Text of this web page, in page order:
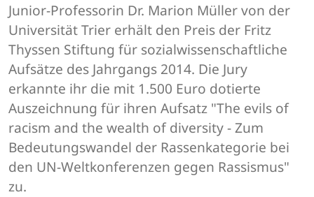
Junior-Professorin Dr. Marion Müller von der
Universität Trier erhält den Preis der Fritz
Thyssen Stiftung für sozialwissenschaftliche
Aufsätze des Jahrgangs 2014. Die Jury
erkannte ihr die mit 1.500 Euro dotierte
Auszeichnung für ihren Aufsatz "The evils of
racism and the wealth of diversity - Zum
Bedeutungswandel der Rassenkategorie bei
den UN-Weltkonferenzen gegen Rassismus"
zu.